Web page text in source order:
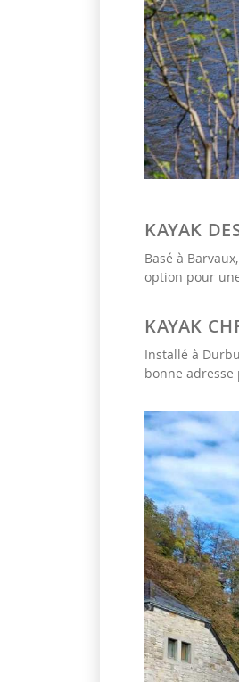
KAYAK
Basé à
option pour
KAYAK
Installé à
bonne